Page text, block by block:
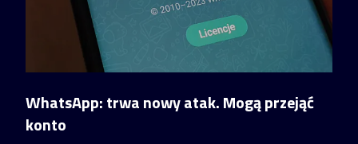
WhatsApp: trwa nowy atak. Mogą przejąć
konto